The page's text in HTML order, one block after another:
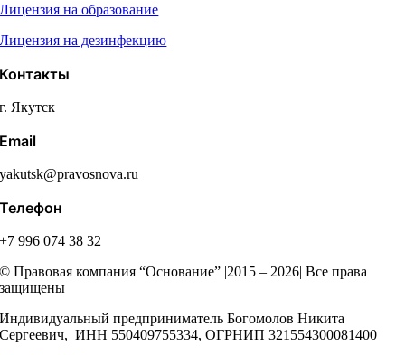
Лицензия на образование
Лицензия на дезинфекцию
Контакты
г. Якутск
Email
yakutsk@pravosnova.ru
Телефон
+7 996 074 38 32
© Правовая компания “Основание” |2015 – 2026| Все права
защищены
Индивидуальный предприниматель Богомолов Никита
Сергеевич, ИНН 550409755334, ОГРНИП 321554300081400